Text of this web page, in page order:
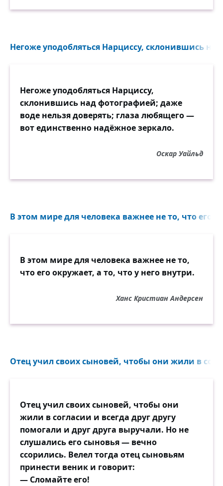
Негоже уподобляться Нарциссу, склонившись
Негоже уподобляться Нарциссу,
склонившись над фотографией; даже
воде нельзя доверять; глаза любящего —
вот единственно надёжное зеркало.
Оскар Уайльд
В этом мире для человека важнее не то, что его
В этом мире для человека важнее не то,
что его окружает, а то, что у него внутри.
Ханс Кристиан Андерсен
Отец учил своих сыновей, чтобы они жили в
Отец учил своих сыновей, чтобы они
жили в согласии и всегда друг другу
помогали и друг друга выручали. Но не
слушались его сыновья — вечно
ссорились. Велел тогда отец сыновьям
принести веник и говорит:
— Сломайте его!